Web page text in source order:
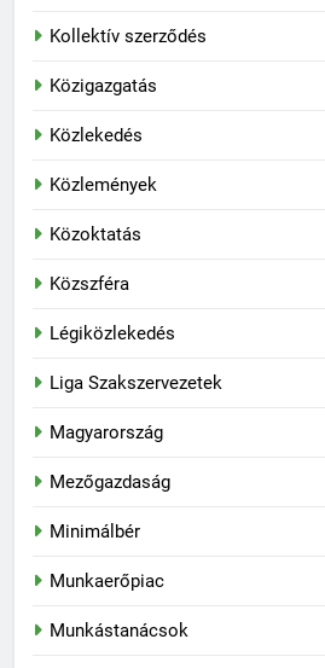
Kollektív szerződés
Közigazgatás
Közlekedés
Közlemények
Közoktatás
Közszféra
Légiközlekedés
Liga Szakszervezetek
Magyarország
Mezőgazdaság
Minimálbér
Munkaerőpiac
Munkástanácsok